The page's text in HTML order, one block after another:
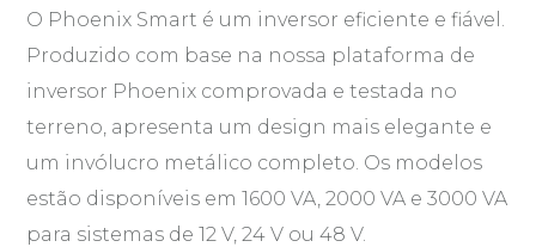
O Phoenix Smart é um inversor eficiente e fiável.
Produzido com base na nossa plataforma de
inversor Phoenix comprovada e testada no
terreno, apresenta um design mais elegante e
um invólucro metálico completo. Os modelos
estão disponíveis em 1600 VA, 2000 VA e 3000 VA
para sistemas de 12 V, 24 V ou 48 V.